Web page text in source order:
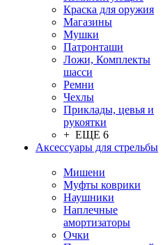
Краска для оружия
Магазины
Мушки
Патронташи
Ложи, Комплекты
шасси
Ремни
Чехлы
Приклады, цевья и
рукоятки
+ ЕЩЕ 6
Аксессуары для стрельбы
Мишени
Муфты коврики
Наушники
Наплечные
амортизаторы
Очки